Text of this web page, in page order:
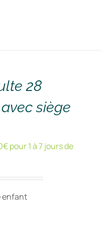
28
siège
€pour 1 à 7 jours de
enfant